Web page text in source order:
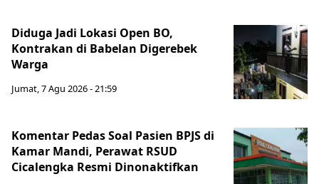
Diduga Jadi Lokasi Open BO,
Kontrakan di Babelan Digerebek
Warga
Jumat, 7 Agu 2026 - 21:59
Komentar Pedas Soal Pasien BPJS di
Kamar Mandi, Perawat RSUD
Cicalengka Resmi Dinonaktifkan